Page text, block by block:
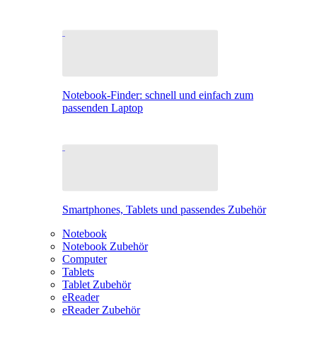
Notebook-Finder: schnell und einfach zum
passenden Laptop
Smartphones, Tablets und passendes Zubehör
Notebook
Notebook Zubehör
Computer
Tablets
Tablet Zubehör
eReader
eReader Zubehör